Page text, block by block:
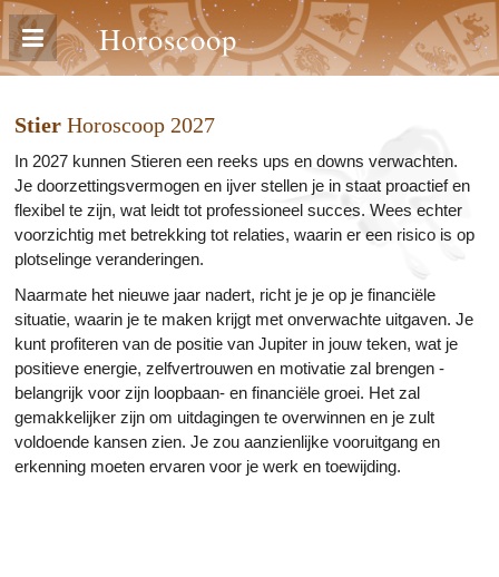
Horoscoop
Stier Horoscoop 2027
In 2027 kunnen Stieren een reeks ups en downs verwachten.
Je doorzettingsvermogen en ijver stellen je in staat proactief en
flexibel te zijn, wat leidt tot professioneel succes. Wees echter
voorzichtig met betrekking tot relaties, waarin er een risico is op
plotselinge veranderingen.
Naarmate het nieuwe jaar nadert, richt je je op je financiële
situatie, waarin je te maken krijgt met onverwachte uitgaven. Je
kunt profiteren van de positie van Jupiter in jouw teken, wat je
positieve energie, zelfvertrouwen en motivatie zal brengen -
belangrijk voor zijn loopbaan- en financiële groei. Het zal
gemakkelijker zijn om uitdagingen te overwinnen en je zult
voldoende kansen zien. Je zou aanzienlijke vooruitgang en
erkenning moeten ervaren voor je werk en toewijding.